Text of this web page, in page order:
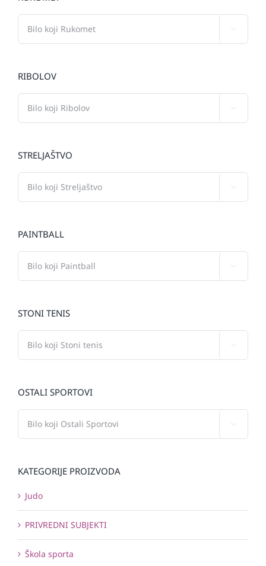
RIBOLOV
STRELJAŠTVO
PAINTBALL
STONI TENIS
OSTALI SPORTOVI
KATEGORIJE PROIZVODA
Judo
PRIVREDNI SUBJEKTI
Škola sporta